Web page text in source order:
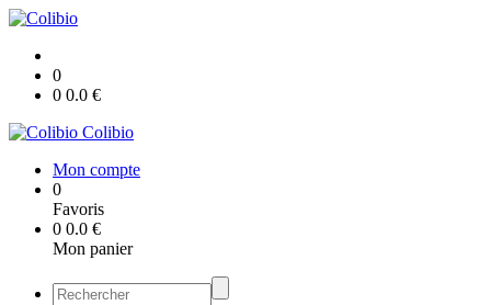
0
0 0.0 €
Colibio
Mon compte
0
Favoris
0 0.0 €
Mon panier